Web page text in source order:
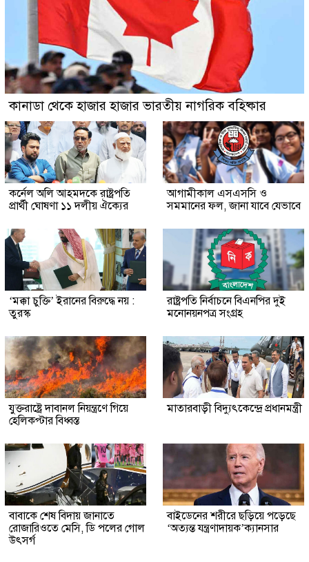
কানাডা থেকে হাজার হাজার ভারতীয় নাগরিক বহিষ্কার
কর্নেল অলি আহমদকে রাষ্ট্রপতি
প্রার্থী ঘোষণা ১১ দলীয় ঐক্যের
আগামীকাল এসএসসি ও
সমমানের ফল, জানা যাবে যেভাবে
‘মক্কা চুক্তি’ ইরানের বিরুদ্ধে নয় :
তুরস্ক
রাষ্ট্রপতি নির্বাচনে বিএনপির দুই
মনোনয়নপত্র সংগ্রহ
যুক্তরাষ্ট্রে দাবানল নিয়ন্ত্রণে গিয়ে
হেলিকপ্টার বিধ্বস্ত
মাতারবাড়ী বিদ্যুৎকেন্দ্রে প্রধানমন্ত্রী
বাবাকে শেষ বিদায় জানাতে
রোজারিওতে মেসি, ডি পলের গোল
উৎসর্গ
বাইডেনের শরীরে ছড়িয়ে পড়েছে
‘অত্যন্ত যন্ত্রণাদায়ক’ক্যানসার